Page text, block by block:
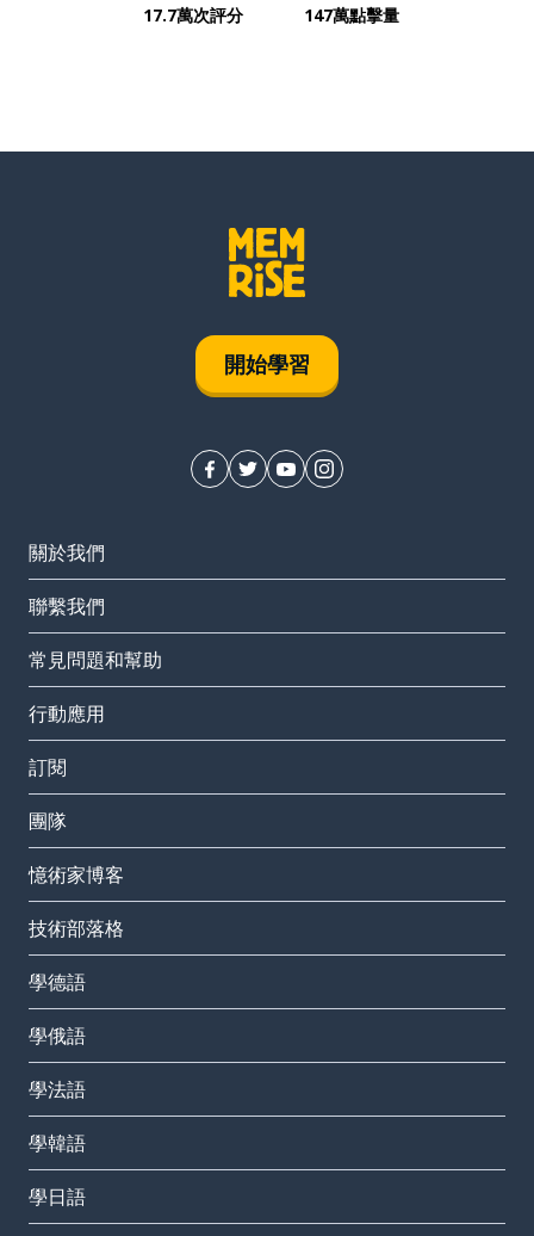
17.7萬次評分 147萬點擊量
開始學習
關於我們
聯繫我們
常見問題和幫助
行動應用
訂閱
團隊
憶術家博客
技術部落格
學德語
學俄語
學法語
學韓語
學日語